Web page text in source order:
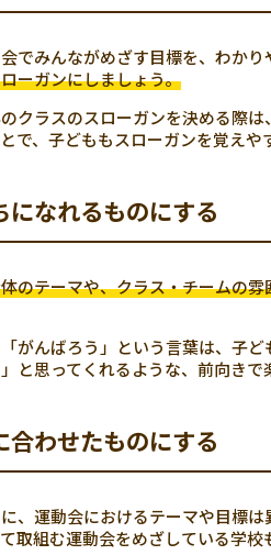
でみんながめざす目標を、わかり
ーガンにしましょう。
クラスのスローガンを決める際
で、子どももスローガンを覚えや
になれるものにする
のテーマや、クラス・チームの
「がんばろう」という言葉は、子
と思ってくれるような、前向き
合わせたものにする
、運動会におけるテーマや目標
取組む運動会をめざしている学校